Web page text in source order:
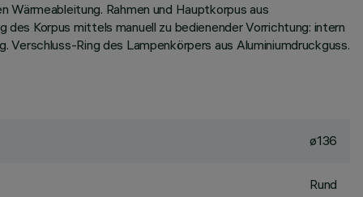
Rahmen und Hauptkorpus aus
Korpus mittels manuell zu bedienender Vorrichtung: intern
Ring des Lampenkörpers aus Aluminiumdruckguss.
ø136
Rund